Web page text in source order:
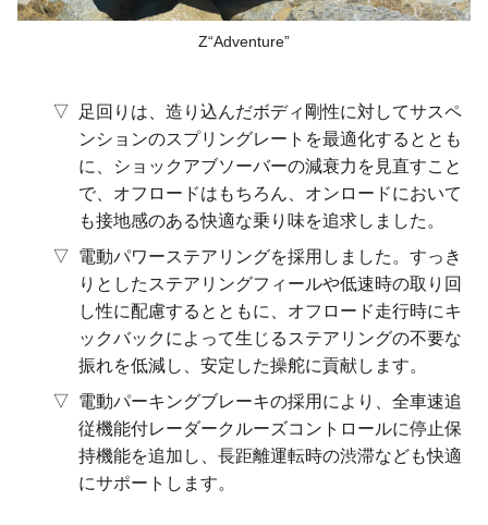
Z“Adventure”
足回りは、造り込んだボディ剛性に対してサスペ
ンションのスプリングレートを最適化するととも
に、ショックアブソーバーの減衰力を見直すこと
で、オフロードはもちろん、オンロードにおいて
も接地感のある快適な乗り味を追求しました。
電動パワーステアリングを採用しました。すっき
りとしたステアリングフィールや低速時の取り回
し性に配慮するとともに、オフロード走行時にキ
ックバックによって生じるステアリングの不要な
振れを低減し、安定した操舵に貢献します。
電動パーキングブレーキの採用により、全車速追
従機能付レーダークルーズコントロールに停止保
持機能を追加し、長距離運転時の渋滞なども快適
にサポートします。